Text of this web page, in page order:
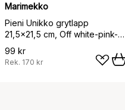
Marimekko
Pieni Unikko grytlapp
21,5x21,5 cm, Off white-pink-
pear-sand
99 kr
Rek. 170 kr